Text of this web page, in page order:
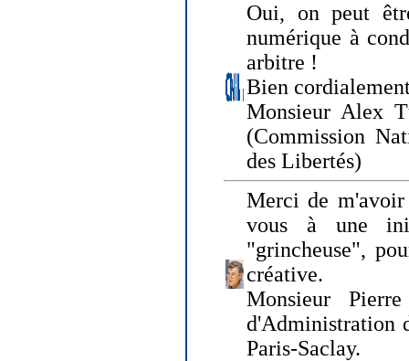
Oui, on peut
numérique à
arbitre !
Bien
Monsieur Alex
(Commission
des Libertés)
Merci de
vous à une
"grincheuse",
créative.
Monsieur
d'Administration
Paris-Saclay.